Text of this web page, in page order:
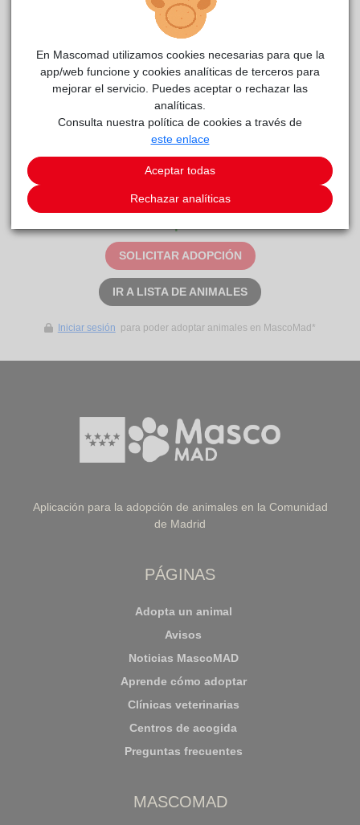
reside actualmente en el centro de acogida
CIMPA Alcalá de Henares.
COMENTARIOS
Carácter
Corto. Sí. Sí.
Este animal aún no ha recibido solicitudes de
SOLICITAR ADOPCIÓN
IR A LISTA DE ANIMALES
Iniciar sesión para poder adoptar animales en MascoMad*
Aplicación para la adopción de animales en la Comunidad
de Madrid
PÁGINAS
Adopta un animal
Avisos
Noticias MascoMAD
Aprende cómo adoptar
Clínicas veterinarias
Centros de acogida
Preguntas frecuentes
MASCOMAD
En Mascomad utilizamos cookies necesarias para que la
app/web funcione y cookies analíticas de terceros para
mejorar el servicio. Puedes aceptar o rechazar las
analíticas.
Consulta nuestra política de cookies a través de
este enlace
Aceptar todas
Rechazar analíticas